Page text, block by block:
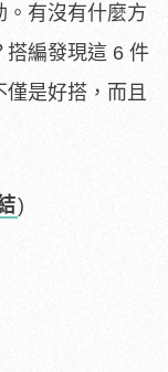
。有沒有什麼方
搭編發現這 6 件
是好搭，而且
)